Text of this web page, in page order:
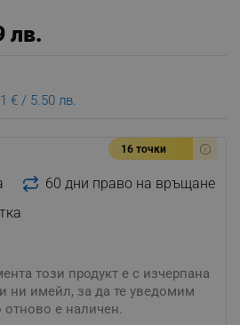
лв.
€ / 5.50 лв.
16 точки
60 дни право на връщане
този продукт е с изчерпана
ни имейл, за да те уведомим
отново е наличен.